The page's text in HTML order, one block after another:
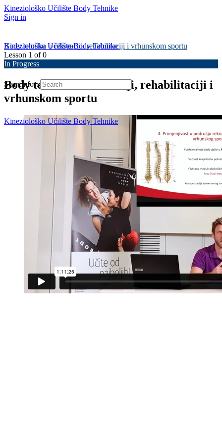
Kineziološko Učilište Body Tehnike
Sign in
Kineziološko Učilište Body Tehnike
Search for:
Kineziološko Učilište Body Tehnike
Body tehnika u rekreaciji, rehabilitaciji i vrhunskom sportu
Lesson 1 of 0
In Progress
Body tehnika u rekreaciji, rehabilitaciji i
vrhunskom sportu